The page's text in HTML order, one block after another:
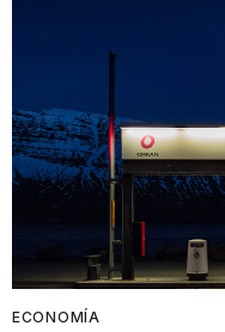
ECONOMÍA